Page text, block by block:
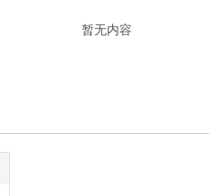
暂无内容